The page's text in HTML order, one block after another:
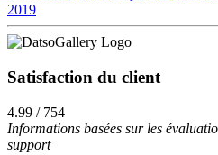
2019
Satisfaction du client
4.99 / 754
Informations basées sur les
support